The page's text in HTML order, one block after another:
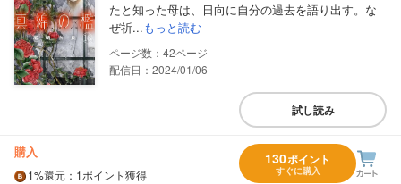
たと知った母は、日向に自分の過去を語り出す。な
ぜ祈...もっと読む
42
配信日：2024/01/06
試し読み
購入
1%還元 ：1ポイント獲得
130ポイント
すぐに購入